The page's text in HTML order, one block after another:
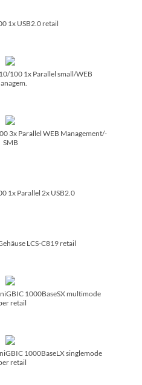
1x USB2.0 retail
­100 1x Parallel small/­WEB
3x Parallel WEB Management/­
SMB
1x Parallel 2x USB2.0
LCS-C819 retail
1000BaseSX multimode
retail
1000BaseLX singlemode
retail